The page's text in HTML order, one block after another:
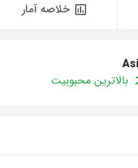
خلاصه آمار
بالاترین محبوبیت